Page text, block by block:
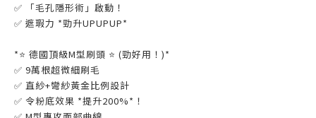
✅ 「毛孔隱形術」啟動！
✅ 遮瑕力 *勁升UPUPUP*
*⭐ 德國頂級M型刷頭 ⭐ (勁好用！)*
✅ 9萬根超微細刷毛
✅ 直紗+彎紗黃金比例設計
✅ 令粉底效果 *提升200%*！